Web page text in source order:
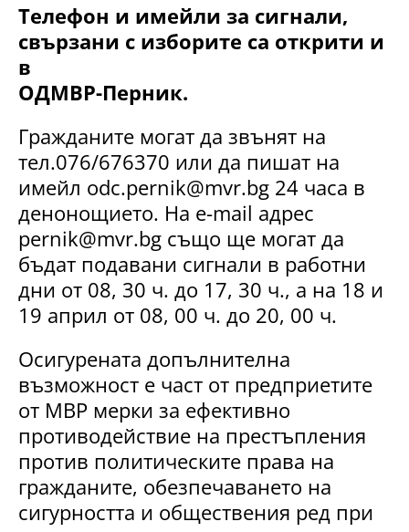
Телефон и имейли за сигнали,
свързани с изборите са открити и
в
ОДМВР-Перник.
Гражданите могат да звънят на
тел.076/676370 или да пишат на
имейл odc.pernik@mvr.bg 24 часа в
денонощието. На e-mail адрес
pernik@mvr.bg също ще могат да
бъдат подавани сигнали в работни
дни от 08, 30 ч. до 17, 30 ч., а на 18 и
19 април от 08, 00 ч. до 20, 00 ч.
Осигурената допълнителна
възможност е част от предприетите
от МВР мерки за ефективно
противодействие на престъпления
против политическите права на
гражданите, обезпечаването на
сигурността и обществения ред при